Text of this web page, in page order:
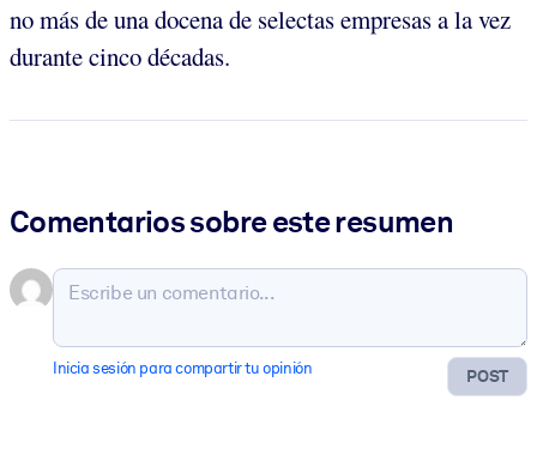
no más de una docena de selectas empresas a la vez
durante cinco décadas.
Comentarios sobre este resumen
POST
Inicia sesión para compartir tu opinión